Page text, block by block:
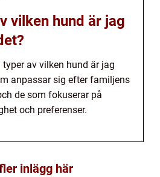
vilken hund är jag
av vilken hund är jag
anpassar sig efter familjens
de som fokuserar på
och preferenser.
inlägg här